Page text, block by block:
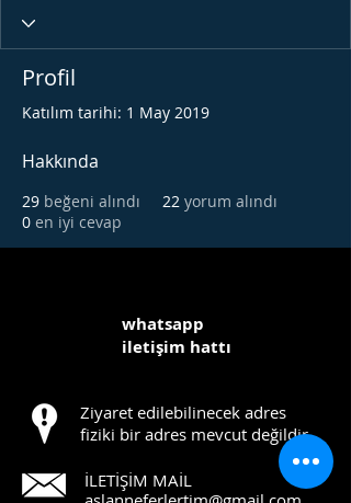
Profil
Katılım tarihi: 1 May 2019
Hakkında
29 beğeni alındı 22 yorum alındı
0 en iyi cevap
whatsapp
iletişim hattı
Ziyaret edilebilinecek adres
fiziki bir adres mevcut değildir.
İLETİŞİM MAİL